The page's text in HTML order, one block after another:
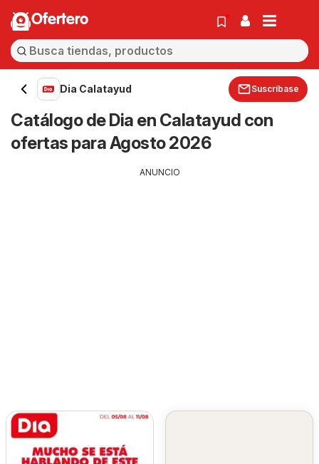
Ofertero
Dia Calatayud Suscríbase
Catálogo de Dia en Calatayud con
ofertas para Agosto 2026
ANUNCIO